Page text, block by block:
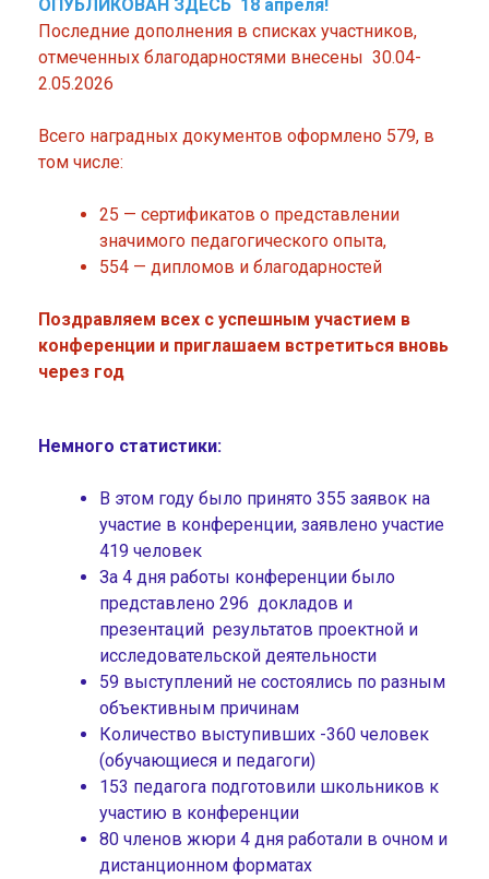
ОПУБЛИКОВАН ЗДЕСЬ 18 апреля!
Последние дополнения в списках участников,
отмеченных благодарностями внесены 30.04-
2.05.2026
Всего наградных документов оформлено 579, в
том числе:
25 — сертификатов о представлении
значимого педагогического опыта,
554 — дипломов и благодарностей
Поздравляем всех с успешным участием в
конференции и приглашаем встретиться вновь
через год
Немного статистики:
В этом году было принято 355 заявок на
участие в конференции, заявлено участие
419 человек
За 4 дня работы конференции было
представлено 296 докладов и
презентаций результатов проектной и
исследовательской деятельности
59 выступлений не состоялись по разным
объективным причинам
Количество выступивших -360 человек
(обучающиеся и педагоги)
153 педагога подготовили школьников к
участию в конференции
80 членов жюри 4 дня работали в очном и
дистанционном форматах